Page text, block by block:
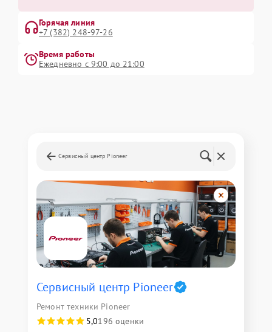
Горячая линия
+7 (382) 248-97-26
Время работы
Ежедневно с 9:00 до 21:00
Сервисный центр Pioneer
Сервисный центр Pioneer
Ремонт техники Pioneer
5,0196 оценки